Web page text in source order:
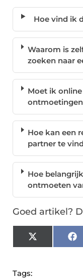
Hoe vind ik
Waarom is
zoeken naar
Moet ik
Hoe kan een
partner te
Hoe
ontmoeten
Goed artikel?
X
(Twitter)
Tags: